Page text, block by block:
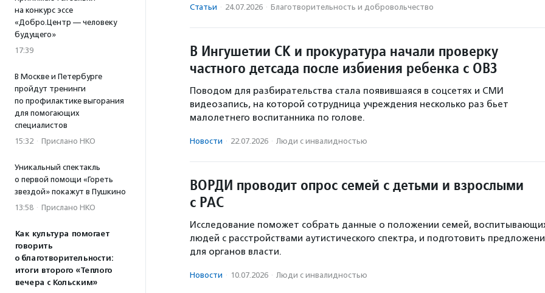
на конкурс эссе
«Добро.Центр — человеку
будущего»
17:39
В Москве и Петербурге
пройдут тренинги
по профилактике выгорания
для помогающих
специалистов
15:32 · Прислано НКО
Уникальный спектакль
о первой помощи «Гореть
звездой» покажут в Пушкино
13:58 · Прислано НКО
Как культура помогает
говорить
о благотворительности:
итоги второго «Теплого
вечера с Кольским»
Статьи · 24.07.2026 · Благотвори­тель­ность и доброволь­чест­во
В Ингушетии СК и прокуратура начали проверку
частного детсада после избиения ребенка с ОВЗ
Поводом для разбирательства стала появившаяся в соцсетях и СМИ
видеозапись, на которой сотрудница учреждения несколько раз бьет
малолетнего воспитанника по голове.
Новости · 22.07.2026 · Люди с инвалидностью
ВОРДИ проводит опрос семей с детьми и взрослыми
с РАС
Исследование поможет собрать данные о положении семей,
людей с расстройствами аутистического спектра, и подготовить
для органов власти.
Новости · 10.07.2026 · Люди с инвалидностью